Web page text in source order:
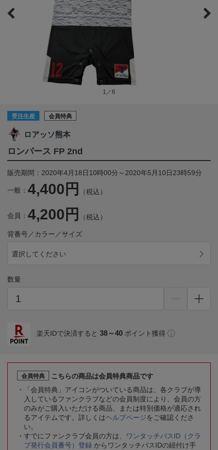
1／6
受注生産 会員特典
ロアッソ熊本
ロンパース FP 2nd
販売期間：2020年4月18日10時00分～2020年5月10日23時59分
一般： 4,400円 （税込）
会員： 4,200円 （税込）
背番号／カラー／サイズ
選択してください
数量
楽天IDで決済すると 38～40 ポイント獲得
会員特典
こちらの商品は会員特典商品です
「会員特典」アイコンがついている商品は、各クラブが導
入しているファンクラブなどの会員制度により、会員の方
のみがご購入いただける商品、または特別価格が適応され
るアイテムです。詳しくはヘルプページをご確認くださ
い。
すでにファンクラブ会員の方は、
ワンタッチパスID（クラ
ブ発行会員番号）登録 からワンタッチパスIDの紐付け手